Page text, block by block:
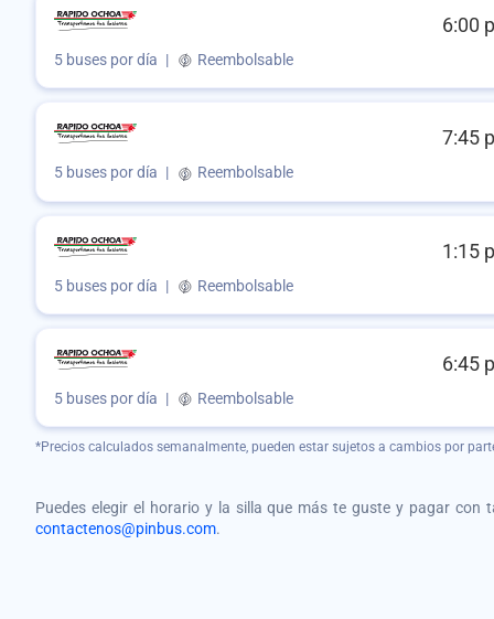
6:00
5 buses por día | Reembolsable
7:45
5 buses por día | Reembolsable
1:15
5 buses por día | Reembolsable
6:45
5 buses por día | Reembolsable
*Precios calculados semanalmente, pueden estar sujetos a cambios por
Puedes elegir el horario y la silla que más te guste y pagar
contactenos@pinbus.com.